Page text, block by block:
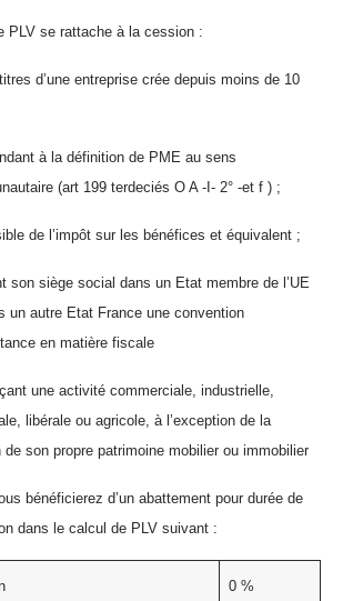
PLV se rattache à la cession :
d’une entreprise crée depuis moins de 10
à la définition de PME au sens
(art 199 terdeciés O A -I- 2° -et f ) ;
de l’impôt sur les bénéfices et équivalent ;
son siège social dans un Etat membre de l’UE
un autre Etat France une convention
en matière fiscale
une activité commerciale, industrielle,
libérale ou agricole, à l’exception de la
de son propre patrimoine mobilier ou immobilier
bénéficierez d’un abattement pour durée de
dans le calcul de PLV suivant :
0 %